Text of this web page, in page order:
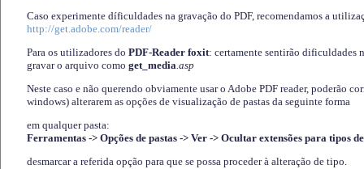
Caso experimente díficuldades na gravação do PDF, recomendamos a
http://get.adobe.com/reader/
Para os utilizadores do PDF-Reader foxit: certamente sentirão dificuldades
gravar o arquivo como get_media.asp
Neste caso e não querendo obviamente usar o Adobe PDF reader, poderão
windows) alterarem as opções de visualização de pastas da seguinte forma
em qualquer pasta:
Ferramentas -> Opções de pastas -> Ver -> Ocultar extensões para tipos
desmarcar a referida opção para que se possa proceder à alteração de tipo.